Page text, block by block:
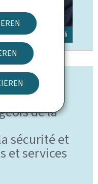
SIP / Claude Piscitelli
de la
sécurité et
et services